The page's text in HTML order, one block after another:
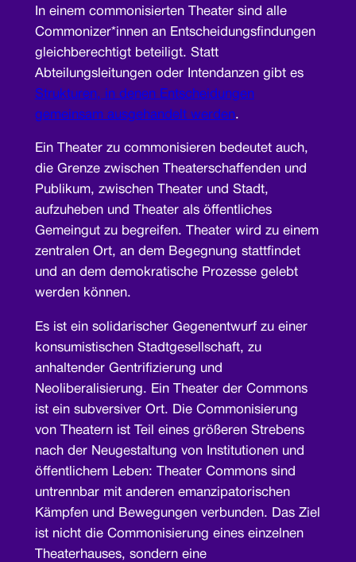
In einem commonisierten Theater sind alle
Commonizer*innen an Entscheidungsfindungen
gleichberechtigt beteiligt. Statt
Abteilungsleitungen oder Intendanzen gibt es
Strukturen, in denen Entscheidungen
gemeinsam ausgehandelt werden.
Ein Theater zu commonisieren bedeutet auch,
die Grenze zwischen Theaterschaffenden und
Publikum, zwischen Theater und Stadt,
aufzuheben und Theater als öffentliches
Gemeingut zu begreifen. Theater wird zu einem
zentralen Ort, an dem Begegnung stattfindet
und an dem demokratische Prozesse gelebt
werden können.
Es ist ein solidarischer Gegenentwurf zu einer
konsumistischen Stadtgesellschaft, zu
anhaltender Gentrifizierung und
Neoliberalisierung. Ein Theater der Commons
ist ein subversiver Ort. Die Commonisierung
von Theatern ist Teil eines größeren Strebens
nach der Neugestaltung von Institutionen und
öffentlichem Leben: Theater Commons sind
untrennbar mit anderen emanzipatorischen
Kämpfen und Bewegungen verbunden. Das Ziel
ist nicht die Commonisierung eines einzelnen
Theaterhauses, sondern eine